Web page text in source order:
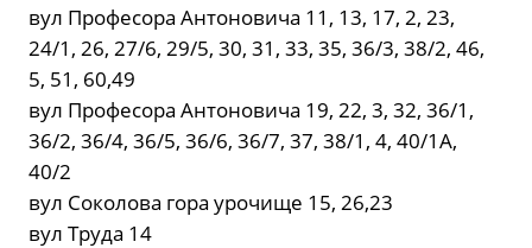
вул Професора Антоновича 11, 13, 17, 2, 23,
24/1, 26, 27/6, 29/5, 30, 31, 33, 35, 36/3, 38/2, 46,
5, 51, 60,49
вул Професора Антоновича 19, 22, 3, 32, 36/1,
36/2, 36/4, 36/5, 36/6, 36/7, 37, 38/1, 4, 40/1А,
40/2
вул Соколова гора урочище 15, 26,23
вул Труда 14